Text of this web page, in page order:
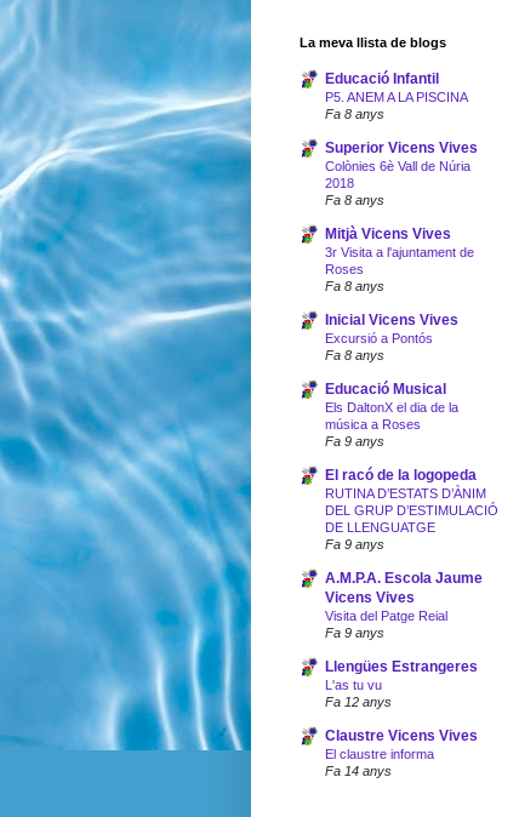
La meva llista de blogs
Educació Infantil
P5. ANEM A LA PISCINA
Fa 8 anys
Superior Vicens Vives
Colònies 6è Vall de Núria
2018
Fa 8 anys
Mitjà Vicens Vives
3r Visita a l'ajuntament de
Roses
Fa 8 anys
Inicial Vicens Vives
Excursió a Pontós
Fa 8 anys
Educació Musical
Els DaltonX el dia de la
música a Roses
Fa 9 anys
El racó de la logopeda
RUTINA D’ESTATS D’ÀNIM
DEL GRUP D’ESTIMULACIÓ
DE LLENGUATGE
Fa 9 anys
A.M.P.A. Escola Jaume
Vicens Vives
Visita del Patge Reial
Fa 9 anys
Llengües Estrangeres
L'as tu vu
Fa 12 anys
Claustre Vicens Vives
El claustre informa
Fa 14 anys